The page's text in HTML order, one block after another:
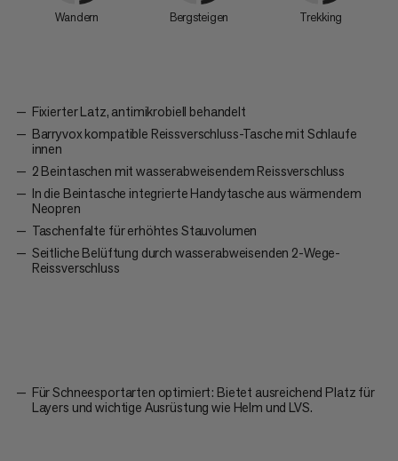
Wandern Bergsteigen Trekking
Fixierter Latz, antimikrobiell behandelt
Barryvox kompatible Reissverschluss-Tasche mit Schlaufe
innen
2 Beintaschen mit wasserabweisendem Reissverschluss
In die Beintasche integrierte Handytasche aus wärmendem
Neopren
Taschenfalte für erhöhtes Stauvolumen
Seitliche Belüftung durch wasserabweisenden 2-Wege-
Reissverschluss
Für Schneesportarten optimiert: Bietet ausreichend Platz für
Layers und wichtige Ausrüstung wie Helm und LVS.